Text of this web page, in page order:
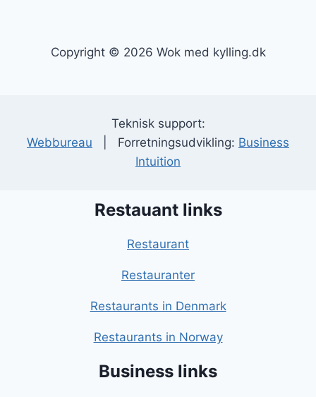
Copyright © 2026 Wok med kylling.dk
Teknisk support:
Webbureau | Forretningsudvikling: Business
Intuition
Restauant links
Restaurant
Restauranter
Restaurants in Denmark
Restaurants in Norway
Business links